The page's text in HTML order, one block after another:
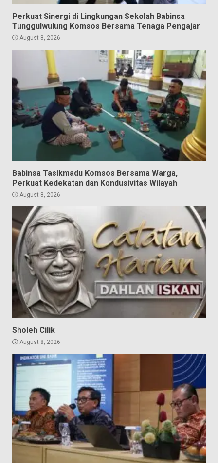
Perkuat Sinergi di Lingkungan Sekolah Babinsa
Tunggulwulung Komsos Bersama Tenaga Pengajar
August 8, 2026
Babinsa Tasikmadu Komsos Bersama Warga,
Perkuat Kedekatan dan Kondusivitas Wilayah
August 8, 2026
Sholeh Cilik
August 8, 2026